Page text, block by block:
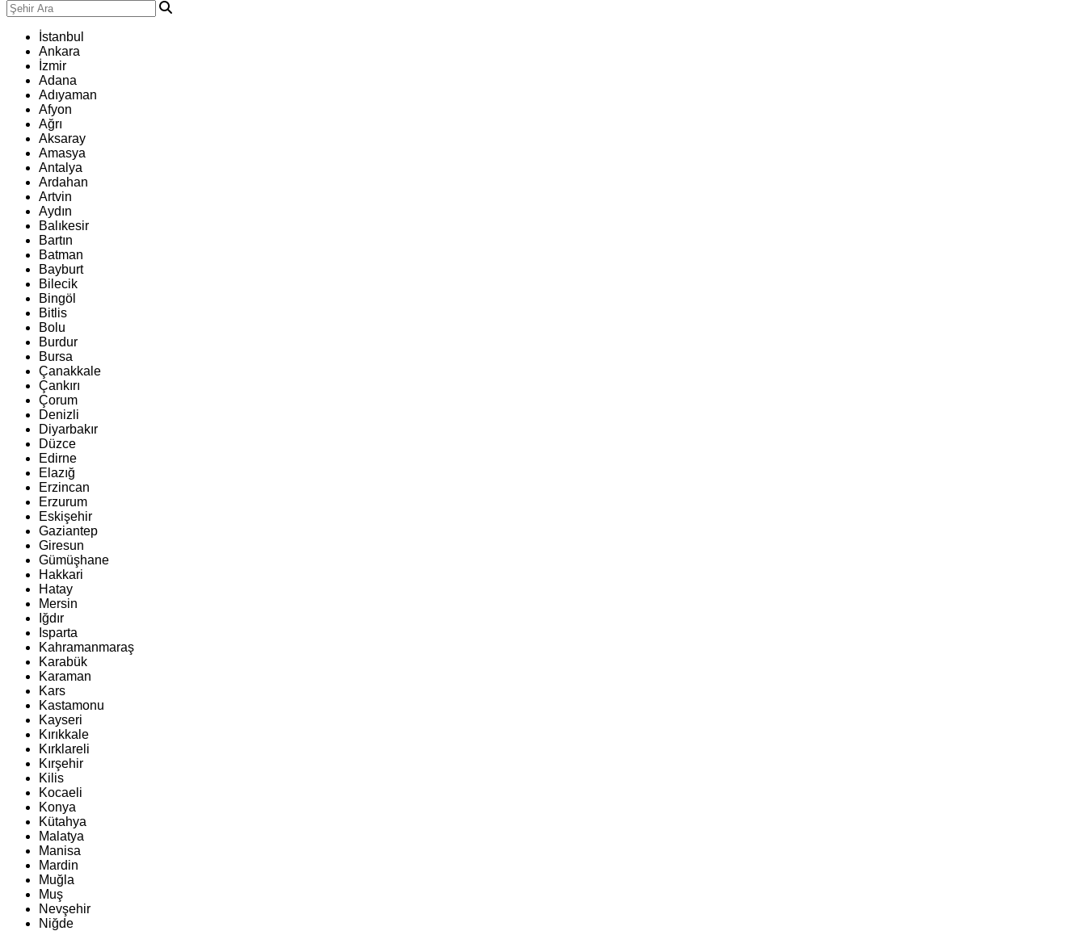
İstanbul
Ankara
İzmir
Adana
Adıyaman
Afyon
Ağrı
Aksaray
Amasya
Antalya
Ardahan
Artvin
Aydın
Balıkesir
Bartın
Batman
Bayburt
Bilecik
Bingöl
Bitlis
Bolu
Burdur
Bursa
Çanakkale
Çankırı
Çorum
Denizli
Diyarbakır
Düzce
Edirne
Elazığ
Erzincan
Erzurum
Eskişehir
Gaziantep
Giresun
Gümüşhane
Hakkari
Hatay
Mersin
Iğdır
Isparta
Kahramanmaraş
Karabük
Karaman
Kars
Kastamonu
Kayseri
Kırıkkale
Kırklareli
Kırşehir
Kilis
Kocaeli
Konya
Kütahya
Malatya
Manisa
Mardin
Muğla
Muş
Nevşehir
Niğde